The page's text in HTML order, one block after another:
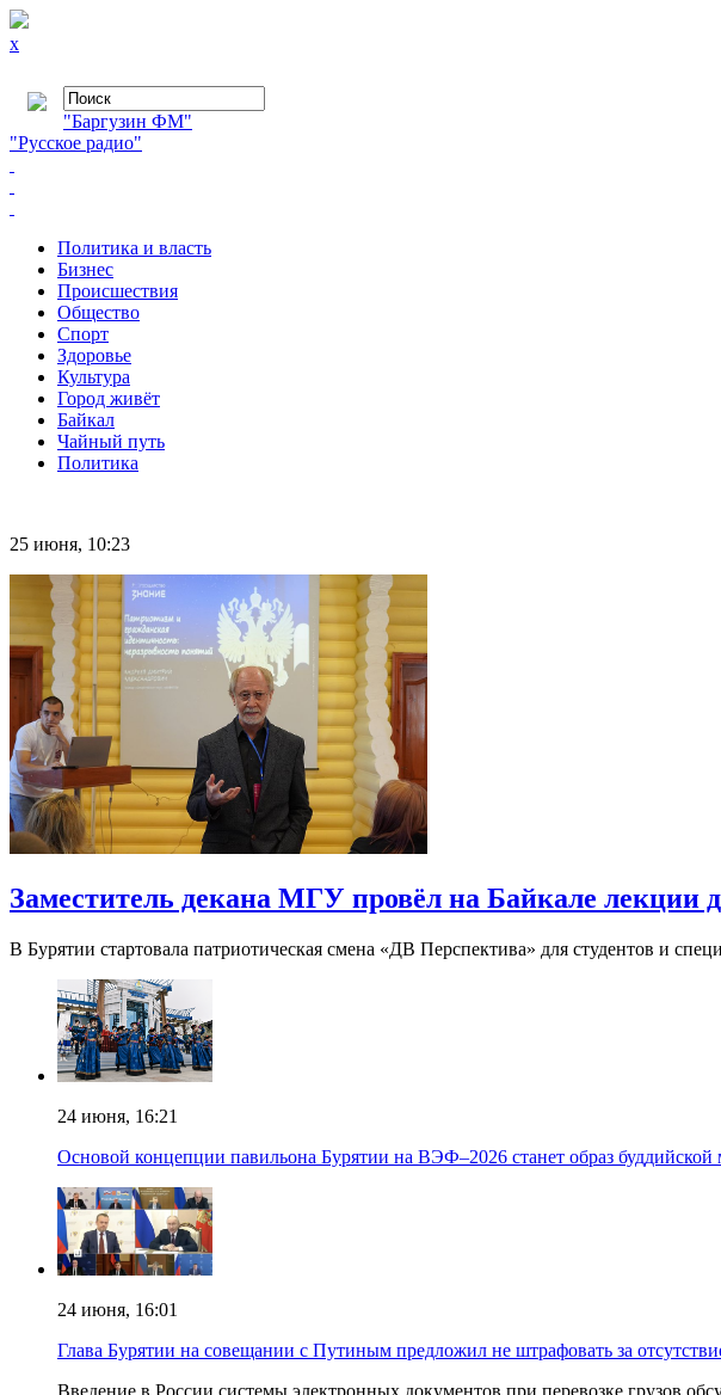
x
"Баргузин ФМ"
"Русское радио"
Политика и власть
Бизнес
Происшествия
Общество
Cпорт
Здоровье
Культура
Город живёт
Байкал
Чайный путь
Политика
25 июня, 10:23
Заместитель декана МГУ провёл на Байкале лекции
В Бурятии стартовала патриотическая смена «ДВ Перспектива» для студентов и
24 июня, 16:21
Основой концепции павильона Бурятии на ВЭФ–2026 станет образ буддийской
24 июня, 16:01
Глава Бурятии на совещании с Путиным предложил не штрафовать за
Введение в России системы электронных документов при перевозке грузов